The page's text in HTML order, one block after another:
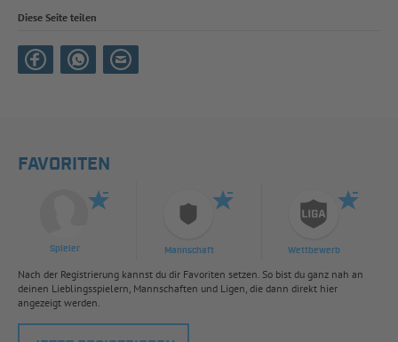
Diese Seite teilen
FAVORITEN
Spieler Mannschaft Wettbewerb
Nach der Registrierung kannst du dir Favoriten setzen. So bist du ganz nah an
deinen Lieblingsspielern, Mannschaften und Ligen, die dann direkt hier
angezeigt werden.